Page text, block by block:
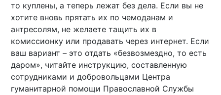
то куплены, а теперь лежат без дела. Если вы не
хотите вновь прятать их по чемоданам и
антресолям, не желаете тащить их в
комиссионку или продавать через интернет. Если
ваш вариант – это отдать «безвозмездно, то есть
даром», читайте инструкцию, составленную
сотрудниками и добровольцами Центра
гуманитарной помощи Православной Службы